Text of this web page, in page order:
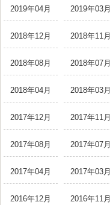
2019年04月 2019年03月
2018年12月 2018年11月
2018年08月 2018年07月
2018年04月 2018年03月
2017年12月 2017年11月
2017年08月 2017年07月
2017年04月 2017年03月
2016年12月 2016年11月